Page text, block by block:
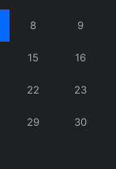
8 9
15 16
22 23
29 30